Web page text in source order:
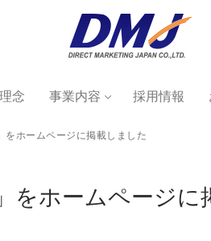
念 事業内容 採用情報
をホームページに掲載しました
をホームページに